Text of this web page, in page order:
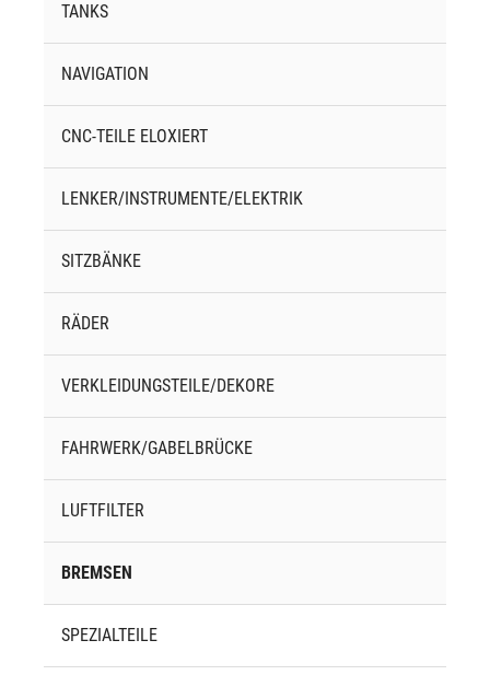
TANKS
NAVIGATION
CNC-TEILE ELOXIERT
LENKER/INSTRUMENTE/ELEKTRIK
SITZBÄNKE
RÄDER
VERKLEIDUNGSTEILE/DEKORE
FAHRWERK/GABELBRÜCKE
LUFTFILTER
BREMSEN
SPEZIALTEILE